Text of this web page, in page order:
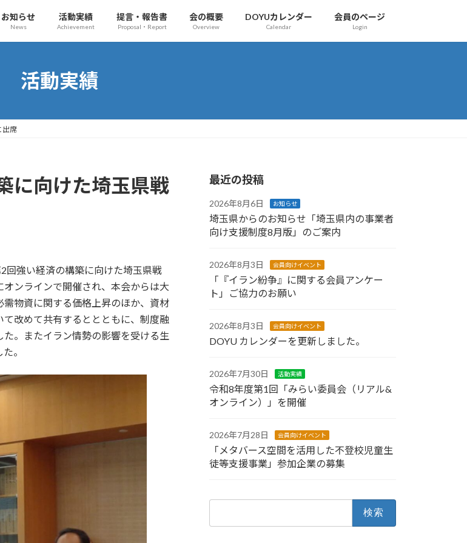
お知らせ
News
活動実績
Achievement
提言・報告書
Proposal・Report
会の概要
Overview
DOYUカレンダー
Calendar
会員のページ
Login
活動実績
出席
に向けた埼玉県戦
回強い経済の構築に向けた埼玉県戦
ンラインで開催され、本会からは大
物資に関する価格上昇のほか、資材
改めて共有するととともに、制度融
。またイラン情勢の影響を受ける生
。
最近の投稿
2026年8月6日 お知らせ
埼玉県からのお知らせ「埼玉県内の事業者
向け支援制度8月版」のご案内
2026年8月3日 会員向けイベント
「『イラン紛争』に関する会員アンケー
ト」ご協力のお願い
2026年8月3日 会員向けイベント
DOYU カレンダーを更新しました。
2026年7月30日 活動実績
令和8年度第1回「みらい委員会（リアル&
オンライン）」を開催
2026年7月28日 会員向けイベント
「メタバース空間を活用した不登校児童生
徒等支援事業」参加企業の募集